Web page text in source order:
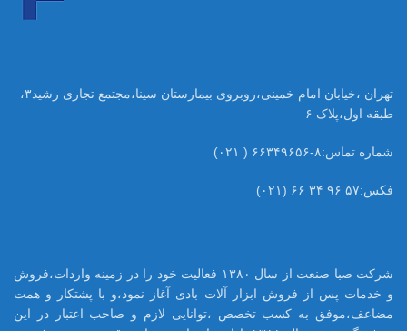
تهران ،خیابان امام خمینی،روبروی بیمارستان سینا،مجتمع تجاری رشید۳،
طبقه اول،پلاک ۶
شماره تماس:۸-۶۶۳۴۹۶۵۶ ( ۰۲۱)
فکس:۵۷ ۹۶ ۳۴ ۶۶ (۰۲۱)
شرکت صبا صنعت از سال ۱۳۸۰ فعالیت خود را در زمینه واردات،فروش
و خدمات پس از فروش ابزار آلات بادی آغاز نمود،و با پشتکار و همت
مضاعف،موفق به کسب تخصص ،توانایی لازم و صاحب اعتبار در این